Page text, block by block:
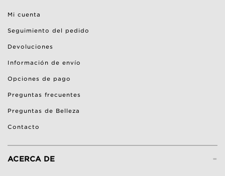
Mi cuenta
Seguimiento del pedido
Devoluciones
Información de envío
Opciones de pago
Preguntas frecuentes
Preguntas de Belleza
Contacto
-
ACERCA DE